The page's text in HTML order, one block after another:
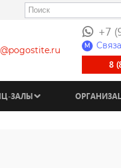
+7
M
8
ЗАЛЫ